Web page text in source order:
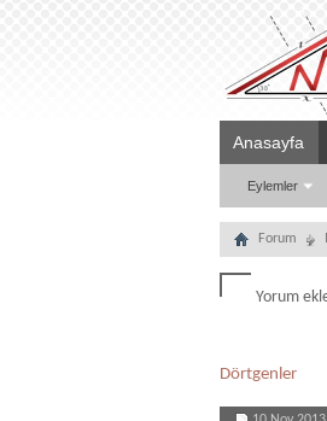
Anasayfa
Eylemler
Forum
Yorum
Dörtgenler